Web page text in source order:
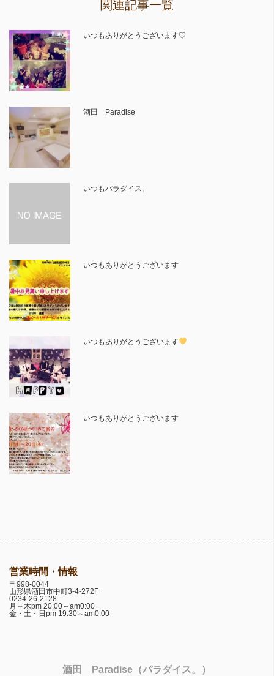
関連記事一覧
いつもありがとうございます♡
酒田 Paradise
いつもパラダイス。
いつもありがとうございます
いつもありがとうございます
いつもありがとうございます
営業時間・情報
〒998-0044
山形県酒田市中町3-4-272F
0234-26-2128
月～木pm 20:00～am0:00
金・土・日pm 19:30～am0:00
酒田 Paradise（パラダイス。）